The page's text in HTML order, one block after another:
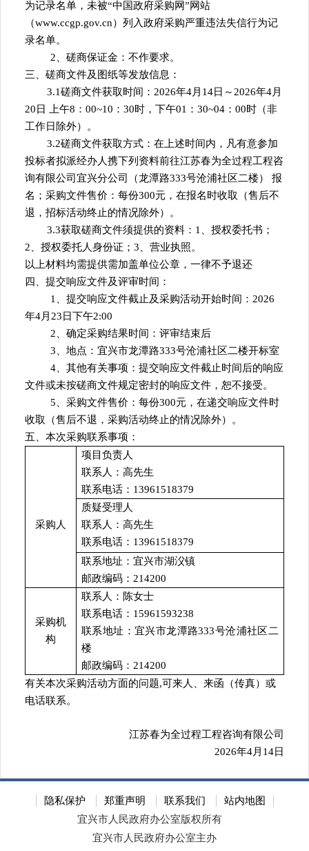
为记录名单，未被“中国政府采购网”网站
（www.ccgp.gov.cn）列入政府采购严重违法失信行为记
录名单。
2、磋商保证金：不作要求。
三、磋商文件及图纸等发放信息：
3.1磋商文件获取时间： 2026年4月 14日～ 2026年4月
20 日 上午8：00~10：30时，下午01 ： 30~04： 00时（非
工作日除外）。
3.2磋商文件获取方式：在上述时间内，凡有意参加
投标者拟派经办人携下列资料前往江苏春为全过程工程咨
询有限公司 宜兴分公司（龙潭路333号沧浦社区二楼）
报
名； 采购文件售价：每份300元，在报名时收取（售后不
退，招标活动终止的情况除外）。
3.3获取磋商文件须提供的资料： 1、授权委托书；
2、授权委托人身份证；3、营业执照。
以上材料均需提供需加盖单位公章，一律不予退还
四、提交响应文件及评审时间：
1、提交响应文件截止及采购活动开始时间：2026
年4月 23 日下午2:00
2、确定采购结果时间：评审结束后
3、地点：宜兴市龙潭路333号沧浦社区二楼开标室
4、其他有关事项：提交响应文件截止时间后的响应
文件或未按磋商文件规定密封的响应文件，恕不接受。
5、采购文件售价：每份300元，在递交响应文件时
收取（售后不退，采购活动终止的情况除外）。
五、本次采购联系事项：
采购人
项目负责人
联系人：高先生
联系电话：13961518379
质疑受理人
联系人：高先生
联系电话：13961518379
联系地址：宜兴市湖㳇镇
邮政编码： 214200
采购机
构
联系人：陈女士
联系电话：15961593238
联系地址：宜兴市龙潭路333号沧浦社区二
楼
邮政编码： 214200
有关本次采购活动方面的问题,可来人、来函（传真）或
电话联系。
江苏春为全过程工程咨询有限公司
2026年4月14日
隐私保护 郑重声明 联系我们
站内地图
宜兴市人民政府办公室版权所有
宜兴市人民政府办公室主办